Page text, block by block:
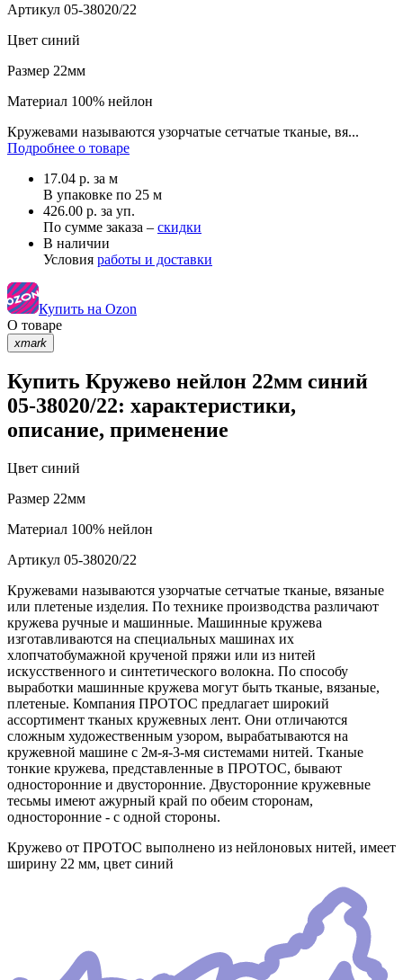
Артикул 05-38020/22
Цвет синий
Размер 22мм
Материал 100% нейлон
Кружевами называются узорчатые сетчатые тканые, вя...
Подробнее о товаре
17.04 р. за м
В упаковке по 25 м
426.00 р. за уп.
По сумме заказа – скидки
В наличии
Условия работы и доставки
Купить на Ozon
О товаре
xmark
Купить Кружево нейлон 22мм синий
05-38020/22: характеристики,
описание, применение
Цвет синий
Размер 22мм
Материал 100% нейлон
Артикул 05-38020/22
Кружевами называются узорчатые сетчатые тканые, вязаные
или плетеные изделия. По технике производства различают
кружева ручные и машинные. Машинные кружева
изготавливаются на специальных машинах их
хлопчатобумажной крученой пряжи или из нитей
искусственного и синтетического волокна. По способу
выработки машинные кружева могут быть тканые, вязаные,
плетеные. Компания ПРОТОС предлагает широкий
ассортимент тканых кружевных лент. Они отличаются
сложным художественным узором, вырабатываются на
кружевной машине с 2м-я-3-мя системами нитей. Тканые
тонкие кружева, представленные в ПРОТОС, бывают
односторонние и двусторонние. Двусторонние кружевные
тесьмы имеют ажурный край по обеим сторонам,
односторонние - с одной стороны.
Кружево от ПРОТОС выполнено из нейлоновых нитей, имеет
ширину 22 мм, цвет синий